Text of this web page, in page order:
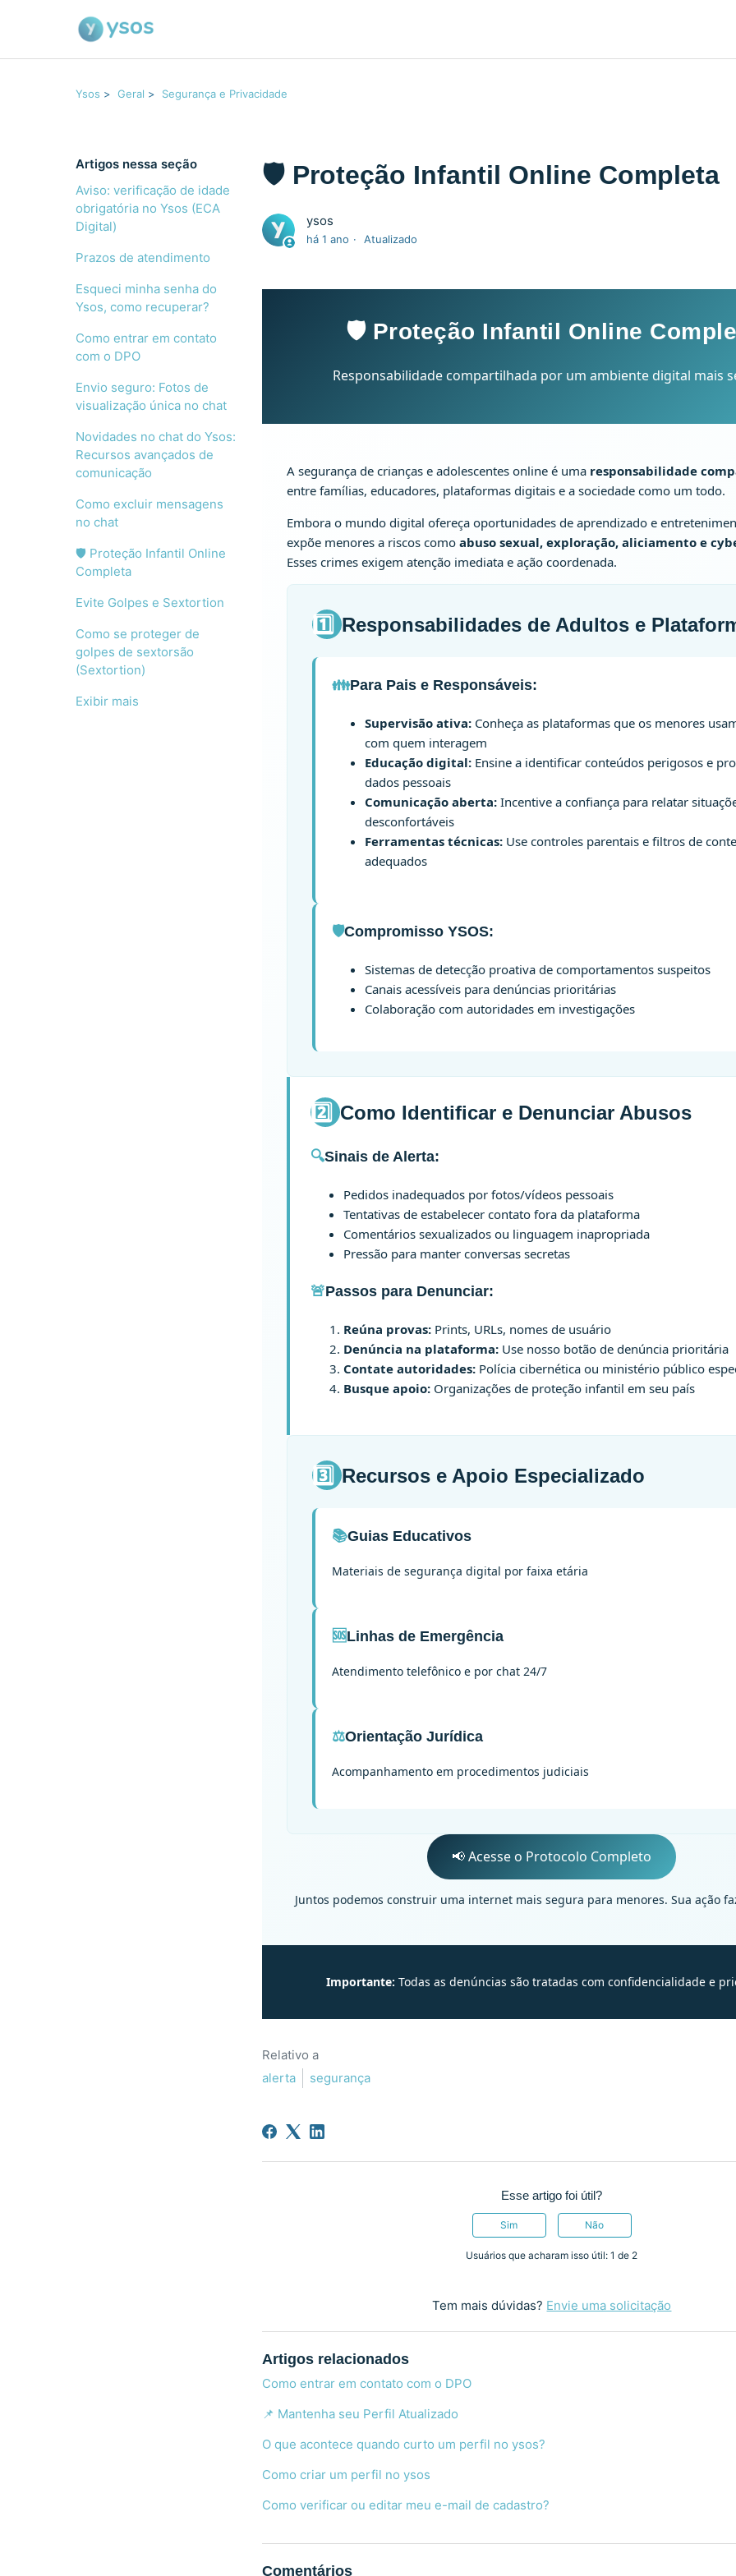
Ysos Geral Segurança e Privacidade
Artigos nessa seção
Aviso: verificação de idade
obrigatória no Ysos (ECA
Digital)
Prazos de atendimento
Esqueci minha senha do
Ysos, como recuperar?
Como entrar em contato
com o DPO
Envio seguro: Fotos de
visualização única no chat
Novidades no chat do Ysos:
Recursos avançados de
comunicação
Como excluir mensagens
no chat
🛡️ Proteção Infantil Online
Completa
Evite Golpes e Sextortion
Como se proteger de
golpes de sextorsão
(Sextortion)
Exibir mais
🛡️ Proteção Infantil Online Completa
ysos
há 1 ano Atualizado
🛡️ Proteção Infantil Online
Responsabilidade compartilhada por um ambiente digital mais
A segurança de crianças e adolescentes online é uma responsabilidade
entre famílias, educadores, plataformas digitais e a sociedade como um todo.
Embora o mundo digital ofereça oportunidades de aprendizado e
expõe menores a riscos comoabuso sexual, exploração, aliciamento e
Esses crimes exigem atenção imediata e ação coordenada.
1️⃣ Responsabilidades de Adultos e
👪Para Pais e Responsáveis:
Supervisão ativa: Conheça as plataformas que os menores
com quem interagem
Educação digital: Ensine a identificar conteúdos perigosos e
dados pessoais
Comunicação aberta: Incentive a confiança para relatar
desconfortáveis
Ferramentas técnicas: Use controles parentais e filtros de
adequados
🛡️Compromisso YSOS:
Sistemas de detecção proativa de comportamentos suspeitos
Canais acessíveis para denúncias prioritárias
Colaboração com autoridades em investigações
2️⃣ Como Identificar e Denunciar Abusos
🔍Sinais de Alerta:
Pedidos inadequados por fotos/vídeos pessoais
Tentativas de estabelecer contato fora da plataforma
Comentários sexualizados ou linguagem inapropriada
Pressão para manter conversas secretas
🚨Passos para Denunciar:
Reúna provas: Prints, URLs, nomes de usuário
Denúncia na plataforma: Use nosso botão de denúncia prioritária
Contate autoridades: Polícia cibernética ou ministério público
Busque apoio: Organizações de proteção infantil em seu país
3️⃣ Recursos e Apoio Especializado
📚Guias Educativos
Materiais de segurança digital por faixa etária
🆘Linhas de Emergência
Atendimento telefônico e por chat 24/7
⚖️Orientação Jurídica
Acompanhamento em procedimentos judiciais
📢 Acesse o Protocolo Completo
Juntos podemos construir uma internet mais segura para menores. Sua ação
Importante: Todas as denúncias são tratadas com confidencialidade e
Relativo a
alerta
segurança
Esse artigo foi útil?
Sim Não
Usuários que acharam isso útil: 1 de 2
Tem mais dúvidas? Envie uma solicitação
Artigos relacionados
Como entrar em contato com o DPO
📌 Mantenha seu Perfil Atualizado
O que acontece quando curto um perfil no ysos?
Como criar um perfil no ysos
Como verificar ou editar meu e-mail de cadastro?
Comentários